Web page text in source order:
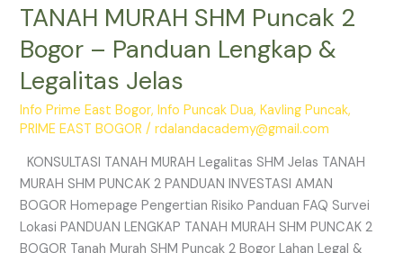
TANAH MURAH SHM Puncak 2
Bogor – Panduan Lengkap &
Legalitas Jelas
Info Prime East Bogor,Info Puncak Dua,Kavling Puncak,
PRIME EAST BOGOR /rdalandacademy@gmail.com
KONSULTASI TANAH MURAH Legalitas SHM Jelas TANAH
MURAH SHM PUNCAK 2 PANDUAN INVESTASI AMAN
BOGOR Homepage Pengertian Risiko Panduan FAQ Survei
Lokasi PANDUAN LENGKAP TANAH MURAH SHM PUNCAK 2
BOGOR Tanah Murah SHM Puncak 2 Bogor Lahan Legal &